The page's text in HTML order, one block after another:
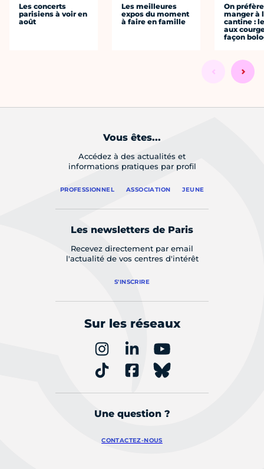
Les concerts
parisiens à voir en
août
Les meilleures
expos du moment
à faire en famille
On préfère
manger à
cantine :
aux
façon
Vous êtes...
Accédez à des actualités et
informations pratiques par profil
PROFESSIONNEL ASSOCIATION JEUNE
Les newsletters de Paris
Recevez directement par email
l'actualité de vos centres d'intérêt
S'INSCRIRE
Sur les réseaux
Une question ?
CONTACTEZ-NOUS